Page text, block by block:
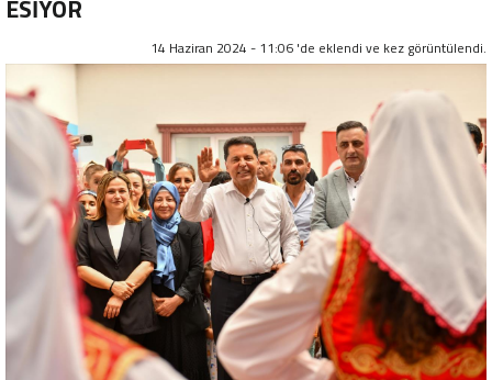
ESİYOR
14 Haziran 2024 - 11:06 'de eklendi ve kez görüntülendi.